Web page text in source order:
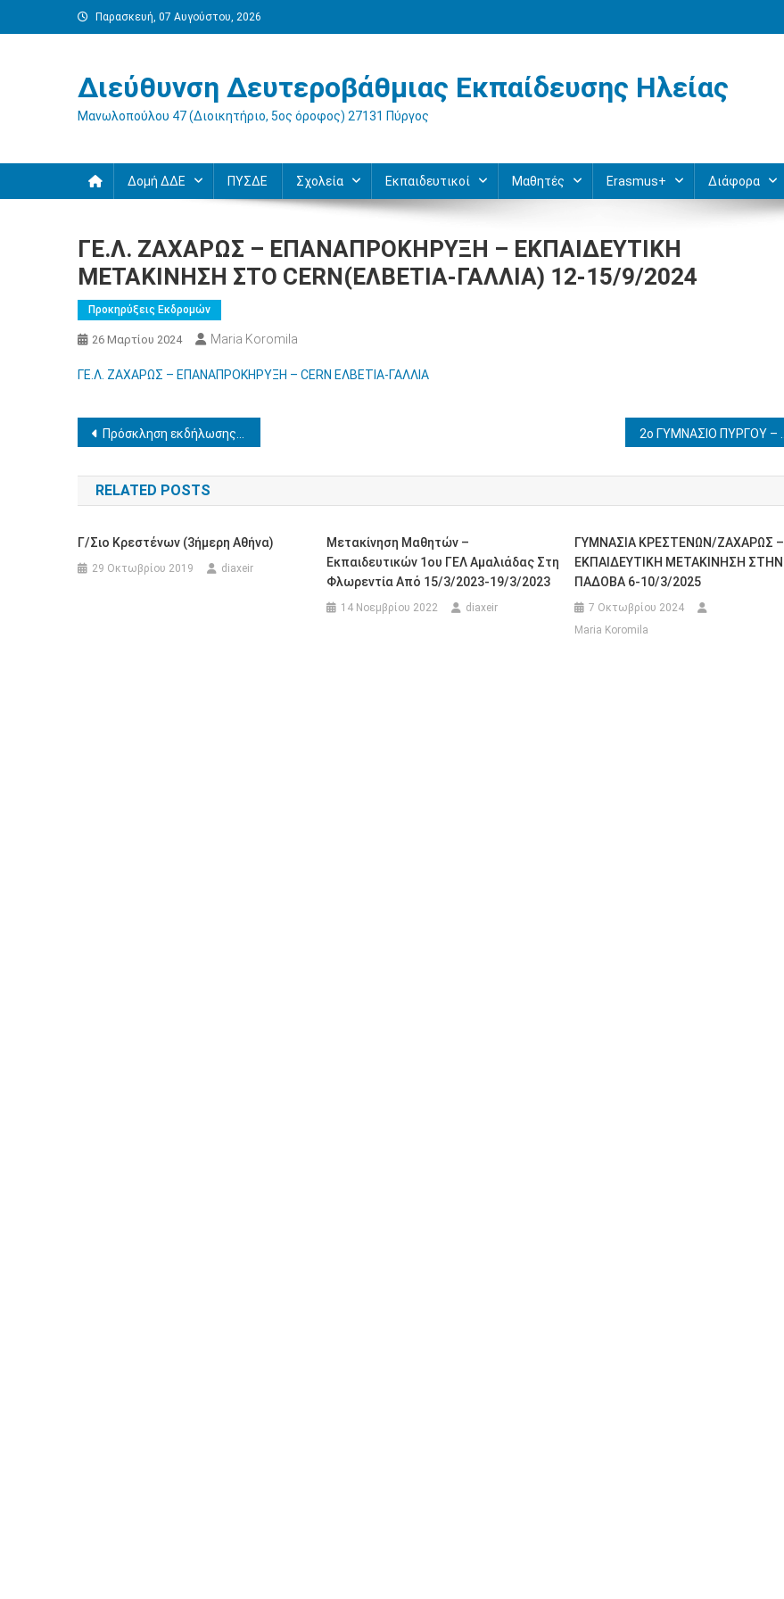
Μεταπηδήστε
στο
Παρασκευή, 07 Αυγούστου, 2026
Διεύθυνση Δευτεροβάθμιας Εκπαίδευσης Ηλείας
Μανωλοπούλου 47 (Διοικητήριο, 5ος όροφος) 27131 Πύργος
Δομή ΔΔΕ ΠΥΣΔΕ Σχολεία Εκπαιδευτικοί Μαθητές Erasmus+ Διάφορα
ΓΕ.Λ. ΖΑΧΑΡΩΣ – ΕΠΑΝΑΠΡΟΚΗΡΥΞΗ – ΕΚΠΑΙΔΕΥΤΙΚΗ
ΜΕΤΑΚΙΝΗΣΗ ΣΤΟ CERN(ΕΛΒΕΤΙΑ-ΓΑΛΛΙΑ) 12-15/9/2024
Προκηρύξεις Εκδρομών
26 Μαρτίου 2024 Maria Koromila
ΓΕ.Λ. ΖΑΧΑΡΩΣ – ΕΠΑΝΑΠΡΟΚΗΡΥΞΗ – CERN ΕΛΒΕΤΙΑ-ΓΑΛΛΙΑ
Πλοήγηση
άρθρων
Πρόσκληση εκδήλωσης ενδιαφέροντος για την κάλυψη κενών θέσεων διδακτικού προσωπικού στα Ευρωπαϊκά Σχολεία.
RELATED POSTS
Γ/σιο Κρεστένων (3ήμερη Αθήνα)
29 Οκτωβρίου 2019 diaxeir
Mετακίνηση Μαθητών –
Εκπαιδευτικών 1ου ΓΕΛ Αμαλιάδας Στη
Φλωρεντία Από 15/3/2023-19/3/2023
14 Νοεμβρίου 2022 diaxeir
ΓΥΜΝΑΣΙΑ ΚΡΕΣΤΕΝΩΝ/ΖΑΧΑΡΩΣ –
ΕΚΠΑΙΔΕΥΤΙΚΗ ΜΕΤΑΚΙΝΗΣΗ ΣΤΗΝ
ΠΑΔΟΒΑ 6-10/3/2025
7 Οκτωβρίου 2024
Maria Koromila